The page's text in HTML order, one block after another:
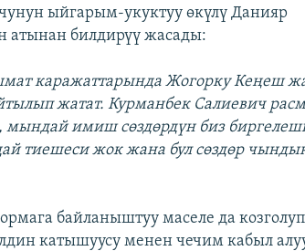
ыйгарым-укуктуу өкүлү Данияр
атынан билдирүү жасады:
каражаттарында Жогорку Кеңеш
жатат. Курманбек Салиевич
мындай имиш сөздөрдүн биз
тиешеси жок жана бул сөздөр
байланыштуу маселе да
катышуусу менен чечим кабыл